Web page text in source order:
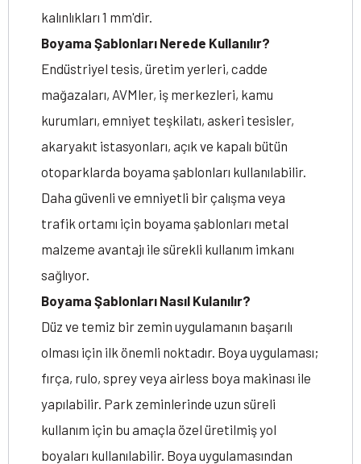
kalınlıkları 1 mm'dir.
Boyama Şablonları Nerede Kullanılır?
Endüstriyel tesis, üretim yerleri, cadde
mağazaları, AVMler, iş merkezleri, kamu
kurumları, emniyet teşkilatı, askeri tesisler,
akaryakıt istasyonları, açık ve kapalı bütün
otoparklarda boyama şablonları kullanılabilir.
Daha güvenli ve emniyetli bir çalışma veya
trafik ortamı için boyama şablonları metal
malzeme avantajı ile sürekli kullanım imkanı
sağlıyor.
Boyama Şablonları Nasıl Kulanılır?
Düz ve temiz bir zemin uygulamanın başarılı
olması için ilk önemli noktadır. Boya uygulaması;
fırça, rulo, sprey veya airless boya makinası ile
yapılabilir. Park zeminlerinde uzun süreli
kullanım için bu amaçla özel üretilmiş yol
boyaları kullanılabilir. Boya uygulamasından